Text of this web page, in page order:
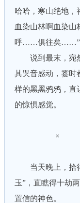
哈哈，寒山绝地，
血染山林啊血染山
呼……俱往矣……”
说到最末，宛然
其哭音感动，霎时
样的黑黑鸦鸦，直
的惊惧感觉。
当天晚上，拾得
玉”，直瞧得十劫
置信的神色。